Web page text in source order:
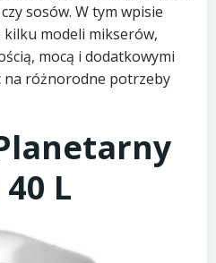
sosów. W tym wpisie
kilku modeli mikserów,
mocą i dodatkowymi
na różnorodne potrzeby
L